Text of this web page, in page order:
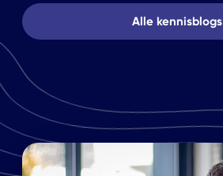
Alle kennisblogs